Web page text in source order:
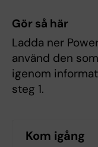
Gör så här
Ladda ner
använd den
igenom
steg 1.
Kom igång